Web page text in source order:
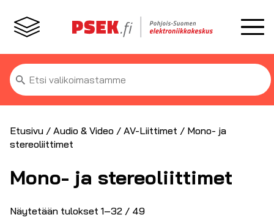
Etsi:
Etusivu / Audio & Video / AV-Liittimet / Mono- ja
stereoliittimet
Mono- ja stereoliittimet
Näytetään tulokset 1–32 / 49